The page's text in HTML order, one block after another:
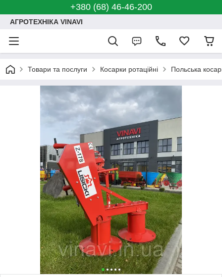
+380 (68) 46-46-200
АГРОТЕХНІКА VINAVI
Товари та послуги Косарки ротаційні Польська